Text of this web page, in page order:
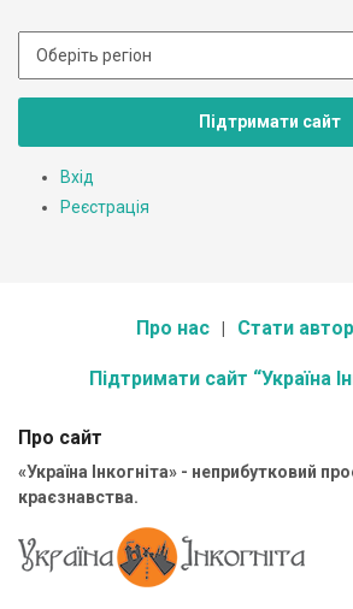
Підтримати сайт
Вхід
Реєстрація
Про нас Стати
Підтримати сайт “Україна
Про сайт
«Україна Інкогніта» - неприбутковий
краєзнавства.